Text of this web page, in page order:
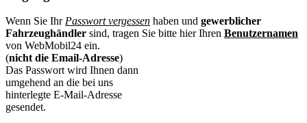
Wenn Sie Ihr Passwort vergessen haben und gewerblicher
Fahrzeughändler sind, tragen Sie bitte hier Ihren Benutzernamen
von WebMobil24 ein.
(nicht die Email-Adresse)
Das Passwort wird Ihnen dann
umgehend an die bei uns
hinterlegte E-Mail-Adresse
gesendet.